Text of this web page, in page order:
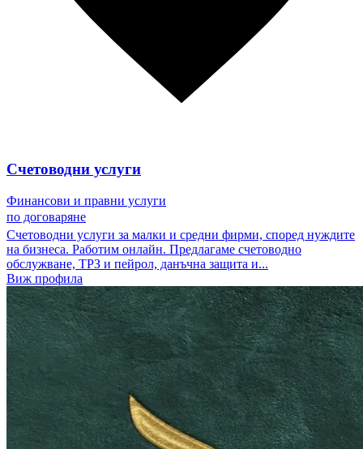
Счетоводни услуги
Финансови и правни услуги
по договаряне
Счетоводни услуги за малки и средни фирми, според нуждите
на бизнеса. Работим онлайн. Предлагаме счетоводно
обслужване, ТРЗ и пейрол, данъчна защита и...
Виж профила